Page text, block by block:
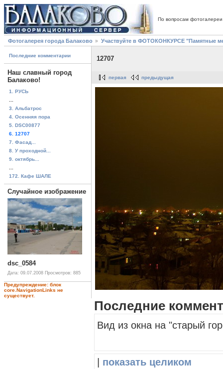
По вопросам
Фотогалерея города Балаково Участвуйте в ФОТОКОНКУРСЕ "Памятные
Последние комментарии
Наш славный город
Балаково!
1. РУСЬ
3. Альбатрос
4. Осенняя пора
5. DSC00877
6. 12707
7. Фасад...
8. У проходной...
9. октябрь...
172. Кафе ШАЛЕ
Случайное изображение
dsc_0584
Дата: 09.07.2008 Просмотров: 885
Предупреждение: блок
core.NavigationLinks не
существует.
12707
первая предыдущая
Последние
Вид из окна на "старый
показать целиком